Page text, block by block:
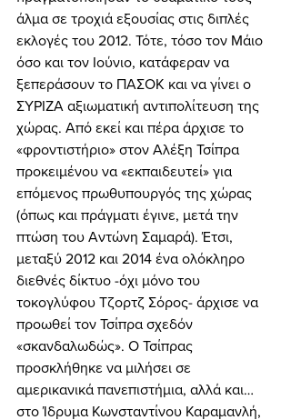
άλμα σε τροχιά εξουσίας στις διπλές
εκλογές του 2012. Τότε, τόσο τον Μάιο
όσο και τον Ιούνιο, κατάφεραν να
ξεπεράσουν το ΠΑΣΟΚ και να γίνει ο
ΣΥΡΙΖΑ αξιωματική αντιπολίτευση της
χώρας. Από εκεί και πέρα άρχισε το
«φροντιστήριο» στον Αλέξη Τσίπρα
προκειμένου να «εκπαιδευτεί» για
επόμενος πρωθυπουργός της χώρας
(όπως και πράγματι έγινε, μετά την
πτώση του Αντώνη Σαμαρά). Έτσι,
μεταξύ 2012 και 2014 ένα ολόκληρο
διεθνές δίκτυο -όχι μόνο του
τοκογλύφου Τζορτζ Σόρος- άρχισε να
προωθεί τον Τσίπρα σχεδόν
«σκανδαλωδώς». Ο Τσίπρας
προσκλήθηκε να μιλήσει σε
αμερικανικά πανεπιστήμια, αλλά και…
στο Ίδρυμα Κωνσταντίνου Καραμανλή,